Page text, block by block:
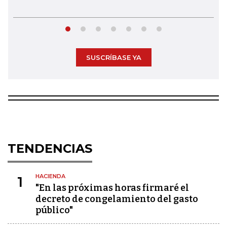
SUSCRÍBASE YA
TENDENCIAS
1 HACIENDA
"En las próximas horas firmaré el
decreto de congelamiento del gasto
público"